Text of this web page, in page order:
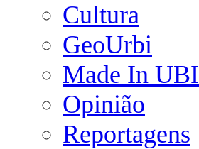
Cultura
GeoUrbi
Made In UBI
Opinião
Reportagens